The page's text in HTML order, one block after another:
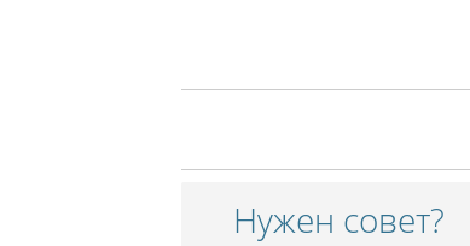
Нужен совет?